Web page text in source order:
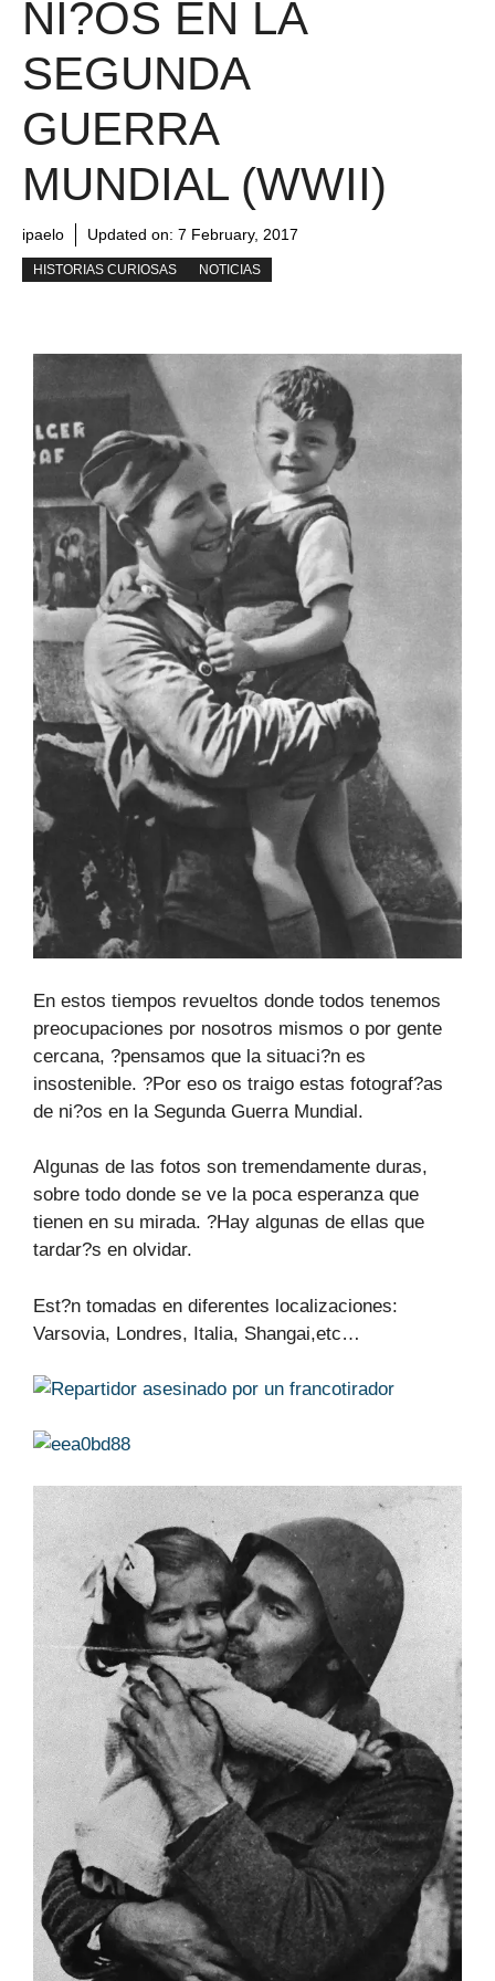
NI?OS EN LA
SEGUNDA
GUERRA
MUNDIAL (WWII)
ipaelo Updated on: 7 February, 2017
HISTORIAS CURIOSAS NOTICIAS
En estos tiempos revueltos donde todos tenemos
preocupaciones por nosotros mismos o por gente
cercana, ?pensamos que la situaci?n es
insostenible. ?Por eso os traigo estas fotograf?as
de ni?os en la Segunda Guerra Mundial.
Algunas de las fotos son tremendamente duras,
sobre todo donde se ve la poca esperanza que
tienen en su mirada. ?Hay algunas de ellas que
tardar?s en olvidar.
Est?n tomadas en diferentes localizaciones:
Varsovia, Londres, Italia, Shangai,etc…